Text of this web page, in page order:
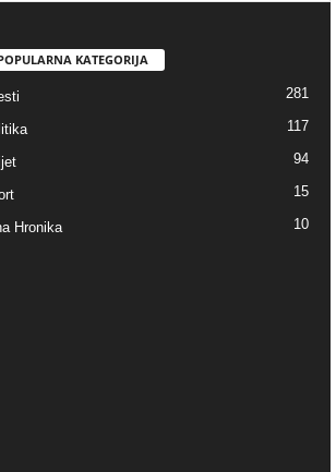
KATEGORIJA
281
117
94
15
Hronika 10